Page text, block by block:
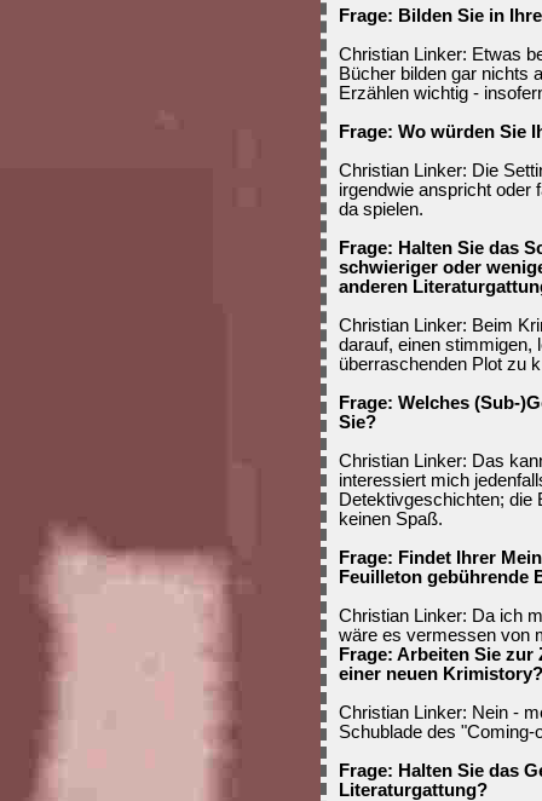
Frage: Bilden Sie in
Christian Linker: Etwas
Bücher bilden gar nichts
Erzählen wichtig -
Frage: Wo würden Sie
Christian Linker: Die
irgendwie anspricht oder
da spielen.
Frage: Halten Sie das
schwieriger oder
anderen
Christian Linker: Beim
darauf, einen stimmigen,
überraschenden Plot zu
Frage: Welches (Sub-
Sie?
Christian Linker: Das
interessiert mich
Detektivgeschichten; die
keinen Spaß.
Frage: Findet Ihrer
Feuilleton gebührende
Christian Linker: Da ich
wäre es vermessen von
Frage: Arbeiten Sie
einer neuen Krimistory?
Christian Linker: Nein -
Schublade des
Frage: Halten Sie das
Literaturgattung?